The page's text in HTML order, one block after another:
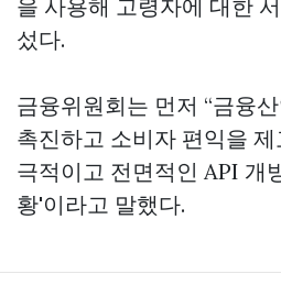
을 사용해 고령자에 대한
섰다.
금융위원회는 먼저 “금융
촉진하고 소비자 편익을
극적이고 전면적인 API 개
황'이라고 말했다.